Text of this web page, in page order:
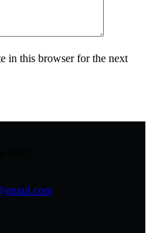
in this browser for the next